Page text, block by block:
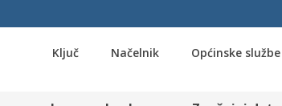
Ključ Načelnik Općinske službe